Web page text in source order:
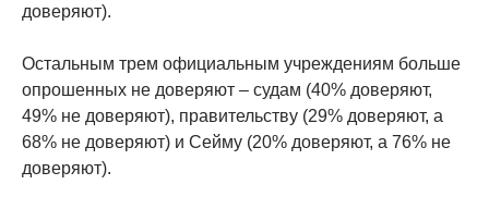
доверяют).
Остальным трем официальным учреждениям больше
опрошенных не доверяют – судам (40% доверяют,
49% не доверяют), правительству (29% доверяют, а
68% не доверяют) и Сейму (20% доверяют, а 76% не
доверяют).